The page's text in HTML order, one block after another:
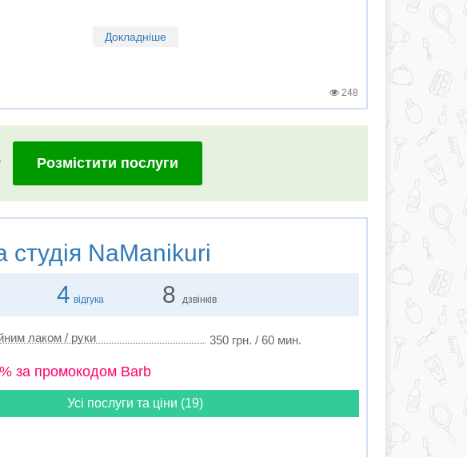
Докладніше
248
Розмістити послуги
студія NaManikuri
4 відгука 8 дзвінків
лаком / руки 350 грн. / 60 мин.
за промокодом Barb
Усі послуги та ціни (19)